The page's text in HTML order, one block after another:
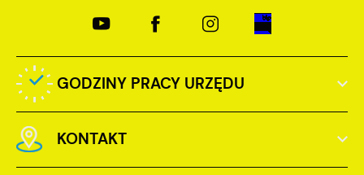
GODZINY PRACY URZĘDU
KONTAKT